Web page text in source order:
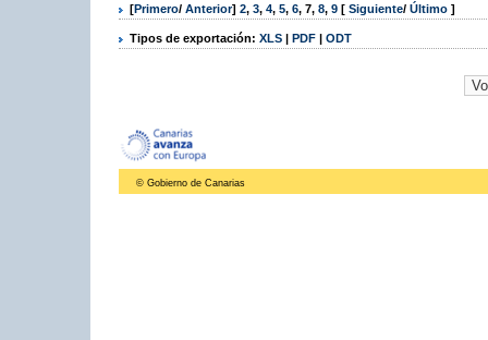
[Primero/ Anterior] 2, 3, 4, 5, 6, 7, 8, 9 [ Siguiente/ Último ]
Tipos de exportación: XLS | PDF | ODT
© Gobierno de Canarias